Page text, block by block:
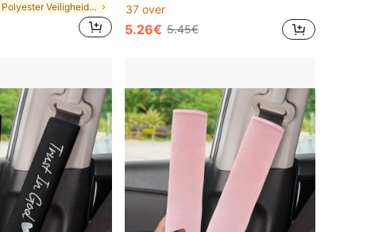
in Polyester Veiligheidsgordelhoes
37 over
5.26€ 5.45€